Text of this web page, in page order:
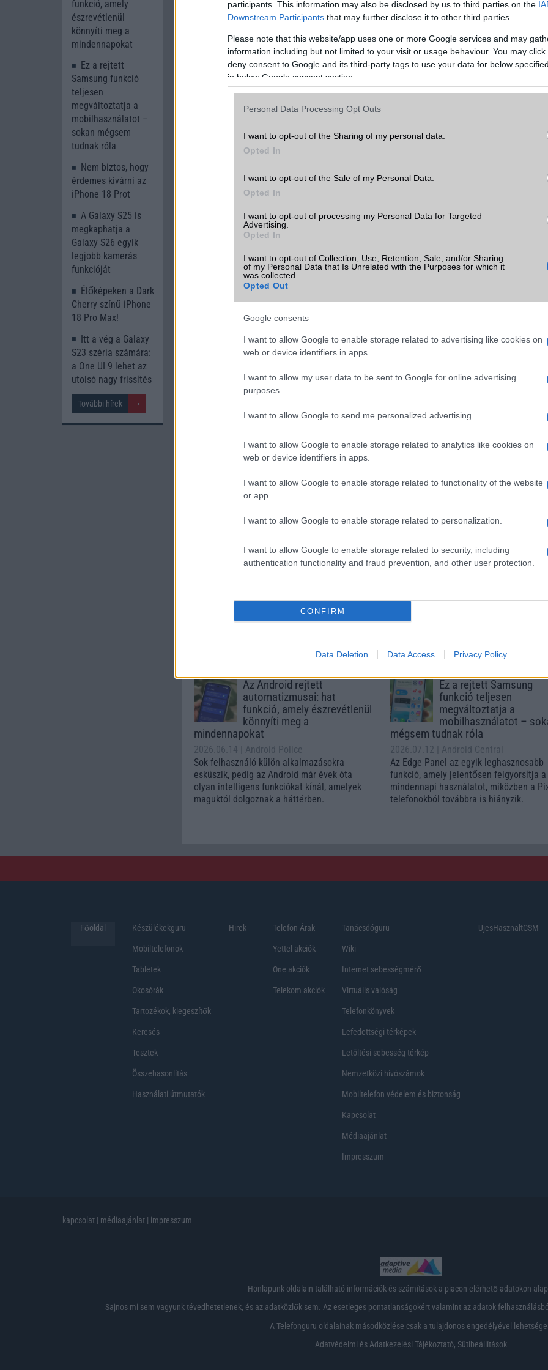
participants. This information may also be disclosed by us to third parties on the
Downstream Participants that may further disclose it to other third parties.
Please note that this website/app uses one or more Google services and may
information including but not limited to your visit or usage behaviour. You may
deny consent to Google and its third-party tags to use your data for below
in below Google consent section.
Personal Data Processing Opt Outs
I want to opt-out of the Sharing of my personal data.
Opted In
I want to opt-out of the Sale of my Personal Data.
Opted In
I want to opt-out of processing my Personal Data for Targeted
Advertising.
Opted In
I want to opt-out of Collection, Use, Retention, Sale, and/or Sharing
of my Personal Data that Is Unrelated with the Purposes for which it
was collected.
Opted Out
Google consents
I want to allow Google to enable storage related to advertising like cookies on
web or device identifiers in apps.
I want to allow my user data to be sent to Google for online advertising
purposes.
I want to allow Google to send me personalized advertising.
I want to allow Google to enable storage related to analytics like cookies on
web or device identifiers in apps.
I want to allow Google to enable storage related to functionality of the website
or app.
I want to allow Google to enable storage related to personalization.
I want to allow Google to enable storage related to security, including
authentication functionality and fraud prevention, and other user protection.
CONFIRM
Data Deletion Data Access Privacy Policy
Új és Használt GSM kiemelt ajánlatok
Apple iPhone 14 Pro Max
Nyugati GSM
Apple iPhone 15 Pro Max
Nelly GSM
Samsung Galaxy S26
Számos népszerű Samsung
Galaxy készülék kimarad a
One UI 9 frissítésből – itt a
2026.06.30| Phone Arena
A One UI 9 érkezése új mesterséges
intelligencia-funkciókat és továbbfejlesztett
kezelőfelületet hoz, azonban több korábbi
készülék számára ez lesz az út vége.
iPhone 18 bemutató
ekkor rántja le a leplet
Apple az új
A szeptemberi eseményen az iPhone
hajlítható iPhone Ultra is bemutatkozhat,
miközben az áremelésekről szóló
találgatások továbbra is beárnyékolják a
rajtot.
Az Android rejtett
automatizmusai: hat
funkció, amely észrevétlenül
könnyíti meg a
mindennapokat
2026.06.14
| Android Police
Sok felhasználó külön alkalmazásokra
esküszik, pedig az Android már évek óta
olyan intelligens funkciókat kínál, amelyek
maguktól dolgoznak a háttérben.
Ez a rejtett Samsung
funkció teljesen
megváltoztatja a
mobilhasználatot –
mégsem tudnak róla
2026.07.12
| Android Central
Az Edge Panel az egyik leghasznosabb
funkció, amely jelentősen felgyorsítja a
mindennapi használatot, miközben a
telefonokból továbbra is hiányzik.
funkció, amely
észrevétlenül
könnyíti meg a
mindennapokat
Ez a rejtett
Samsung funkció
teljesen
megváltoztatja a
mobilhasználatot –
sokan mégsem
tudnak róla
Nem biztos, hogy
érdemes kivárni az
iPhone 18 Prot
A Galaxy S25 is
megkaphatja a
Galaxy S26 egyik
legjobb kamerás
funkcióját
Élőképeken a Dark
Cherry színű iPhone
18 Pro Max!
Itt a vég a Galaxy
S23 széria számára:
a One UI 9 lehet az
utolsó nagy frissítés
További hírek
Főoldal Készülékekguru
Mobiltelefonok
Tabletek
Okosórák
Tartozékok, kiegeszítők
Keresés
Tesztek
Összehasonlítás
Használati útmutatók
Hirek Telefon Árak
Yettel akciók
One akciók
Telekom akciók
Tanácsdóguru
Wiki
Internet sebességmérő
Virtuális valóság
Telefonkönyvek
Lefedettségi térképek
Letöltési sebesség térkép
Nemzetközi hívószámok
Mobiltelefon védelem és biztonság
Kapcsolat
Médiaajánlat
Impresszum
UjesHasznaltGSM
kapcsolat | médiaajánlat | impresszum
Honlapunk oldalain található információk és számítások a piacon elérhető adatokon
Sajnos mi sem vagyunk tévedhetetlenek, és az adatközlők sem. Az esetleges pontatlanságokért valamint az adatok
A Telefonguru oldalainak másodközlése csak a tulajdonos engedélyével
Adatvédelmi és Adatkezelési Tájékoztató, Sütibeállítások